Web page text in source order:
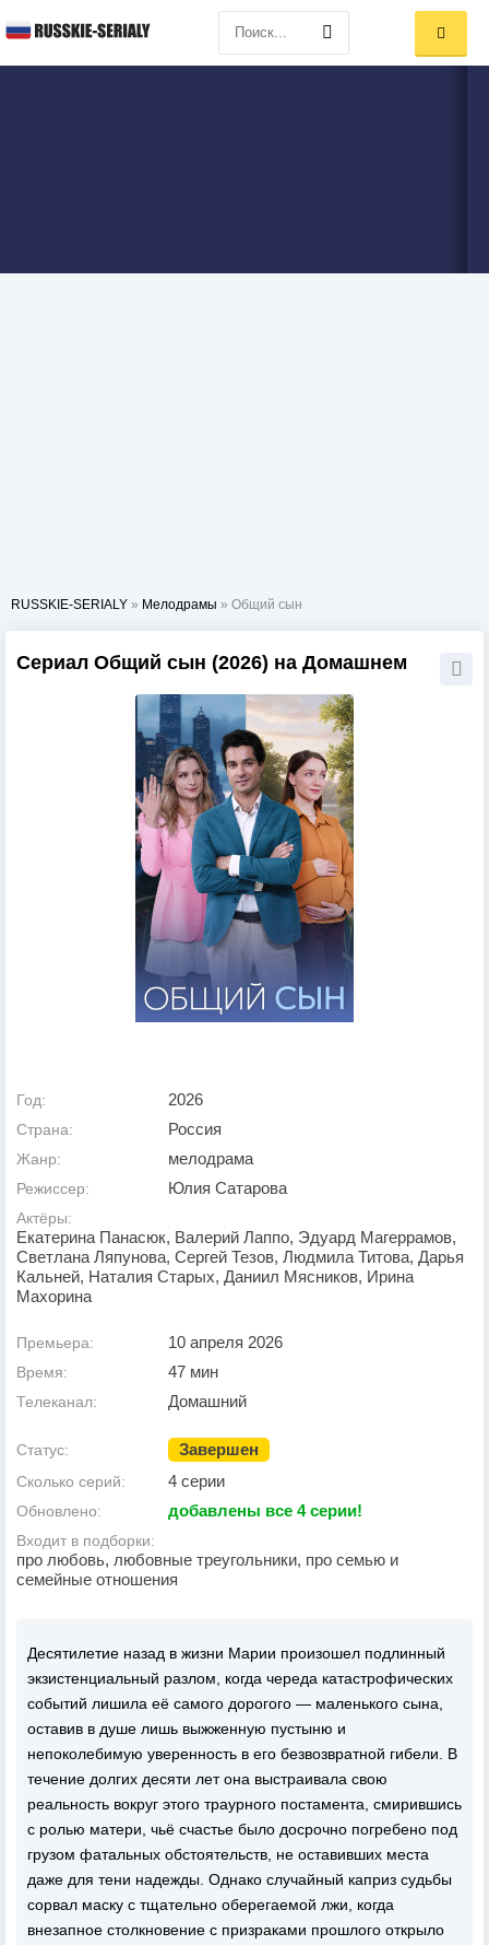
RUSSKIE-SERIALY » Мелодрамы » Общий сын
Сериал Общий сын (2026) на Домашнем
Год: 2026
Страна: Россия
Жанр: мелодрама
Режиссер: Юлия Сатарова
Актёры:
Екатерина Панасюк, Валерий Лаппо, Эдуард Магеррамов,
Светлана Ляпунова, Сергей Тезов, Людмила Титова, Дарья
Кальней, Наталия Старых, Даниил Мясников, Ирина
Махорина
Премьера: 10 апреля 2026
Время: 47 мин
Телеканал: Домашний
Статус: Завершен
Сколько серий: 4 серии
Обновлено: добавлены все 4 серии!
Входит в подборки:
про любовь, любовные треугольники, про семью и
семейные отношения
Десятилетие назад в жизни Марии произошел подлинный
экзистенциальный разлом, когда череда катастрофических
событий лишила её самого дорогого — маленького сына,
оставив в душе лишь выжженную пустыню и
непоколебимую уверенность в его безвозвратной гибели. В
течение долгих десяти лет она выстраивала свою
реальность вокруг этого траурного постамента, смирившись
с ролью матери, чьё счастье было досрочно погребено под
грузом фатальных обстоятельств, не оставивших места
даже для тени надежды. Однако случайный каприз судьбы
сорвал маску с тщательно оберегаемой лжи, когда
внезапное столкновение с призраками прошлого открыло